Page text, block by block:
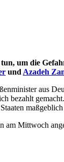
um die
und Azadeh
aus
bezahlt
am Mittwoch